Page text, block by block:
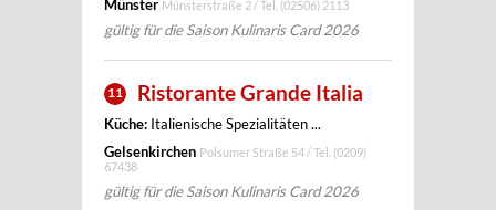
Münster Münsterstraße 2 / Tel. (02506) 2113
gültig für die Saison Kulinaris Card 2026
11 Ristorante Grande Italia
Küche: Italienische Spezialitäten ...
Gelsenkirchen Polsumer Straße 54 / Tel. (0209)
67438
gültig für die Saison Kulinaris Card 2026